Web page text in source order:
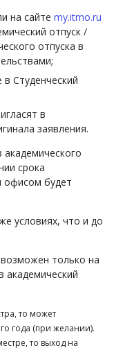
на сайте my.itmo.ru
отпуск /
отпуска в
в Студенческий
в
заявления.
срока
офисом будет
условиях, что и до
только на
академический
то может
года (при желании).
то выход на